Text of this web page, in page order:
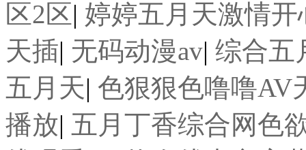
区2区| 婷婷五月天激情开
天插| 无码动漫av| 综合五
五月天| 色狠狠色噜噜AV
播放| 五月丁香综合网色